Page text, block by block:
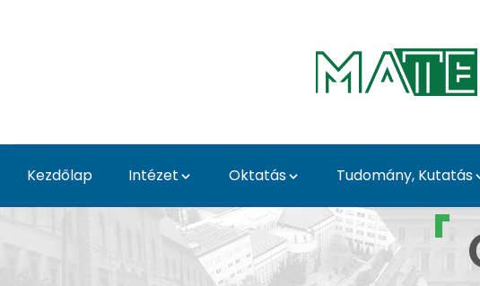
Kezdőlap Intézet Oktatás Tudomány, Kutatás
Gólyáknak -